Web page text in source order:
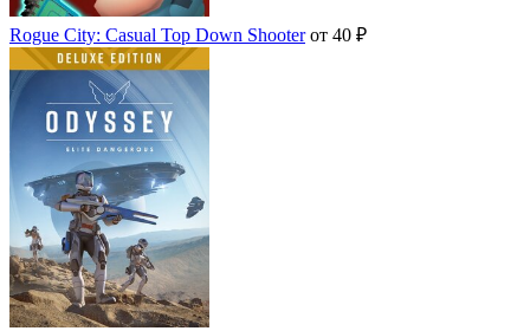
Rogue City: Casual Top Down Shooterот 40 ₽